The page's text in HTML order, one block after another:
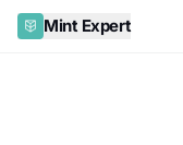
Mint Expert